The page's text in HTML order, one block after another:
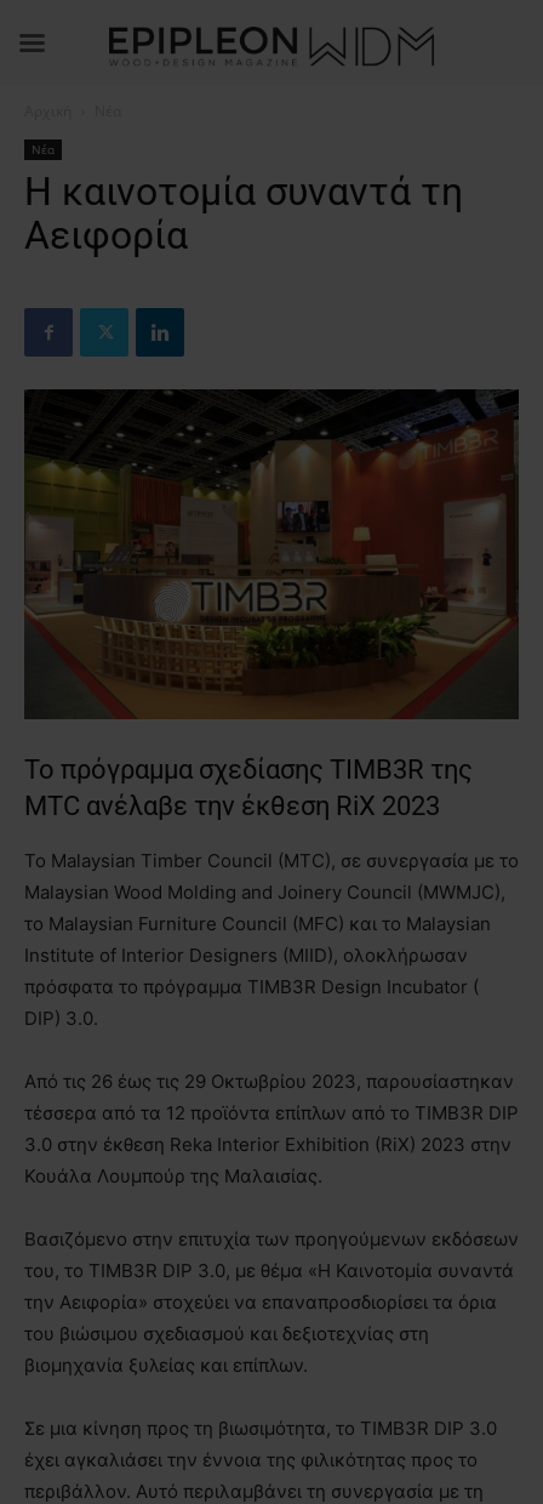
Νέα
Η καινοτομία συναντά τη
Αειφορία
Το πρόγραμμα σχεδίασης TIMB3R της
MTC ανέλαβε την έκθεση RiX 2023
Το Malaysian Timber Council (MTC), σε συνεργασία με το
Malaysian Wood Molding and Joinery Council (MWMJC),
το Malaysian Furniture Council (MFC) και το Malaysian
Institute of Interior Designers (MIID), ολοκλήρωσαν
πρόσφατα το πρόγραμμα TIMB3R Design Incubator (
DIP) 3.0.
Από τις 26 έως τις 29 Οκτωβρίου 2023, παρουσίαστηκαν
τέσσερα από τα 12 προϊόντα επίπλων από το TIMB3R DIP
3.0 στην έκθεση Reka Interior Exhibition (RiX) 2023 στην
Κουάλα Λουμπούρ της Μαλαισίας.
Βασιζόμενο στην επιτυχία των προηγούμενων εκδόσεων
του, το TIMB3R DIP 3.0, με θέμα «Η Καινοτομία συναντά
την Αειφορία» στοχεύει να επαναπροσδιορίσει τα όρια
του βιώσιμου σχεδιασμού και δεξιοτεχνίας στη
βιομηχανία ξυλείας και επίπλων.
Σε μια κίνηση προς τη βιωσιμότητα, το TIMB3R DIP 3.0
έχει αγκαλιάσει την έννοια της φιλικότητας προς το
περιβάλλον. Αυτό περιλαμβάνει τη συνεργασία με τη